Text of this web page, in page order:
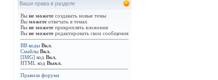
Ваши права в разделе
Вы не можете создавать новые темы
Вы можете отвечать в темах
Вы не можете прикреплять вложения
Вы не можете редактировать свои сообщения
BB коды Вкл.
Смайлы Вкл.
[IMG] код Вкл.
HTML код Выкл.
Правила форума